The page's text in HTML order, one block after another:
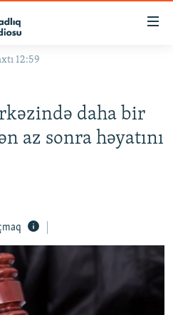
12:59
daha bir
az sonra həyatını